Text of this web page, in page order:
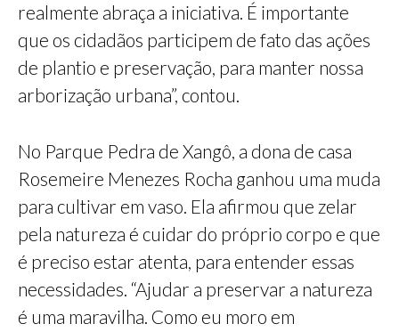
realmente abraça a iniciativa. É importante
que os cidadãos participem de fato das ações
de plantio e preservação, para manter nossa
arborização urbana”, contou.
No Parque Pedra de Xangô, a dona de casa
Rosemeire Menezes Rocha ganhou uma muda
para cultivar em vaso. Ela afirmou que zelar
pela natureza é cuidar do próprio corpo e que
é preciso estar atenta, para entender essas
necessidades. “Ajudar a preservar a natureza
é uma maravilha. Como eu moro em